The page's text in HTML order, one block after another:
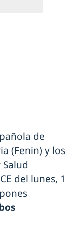
de
(Fenin) y los
del lunes, 1